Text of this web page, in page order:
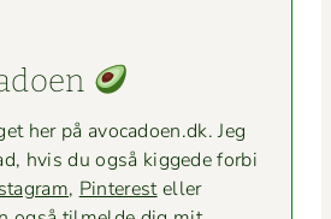
her på avocadoen.dk. Jeg
hvis du også kiggede for­bi
, Pin­ter­esteller